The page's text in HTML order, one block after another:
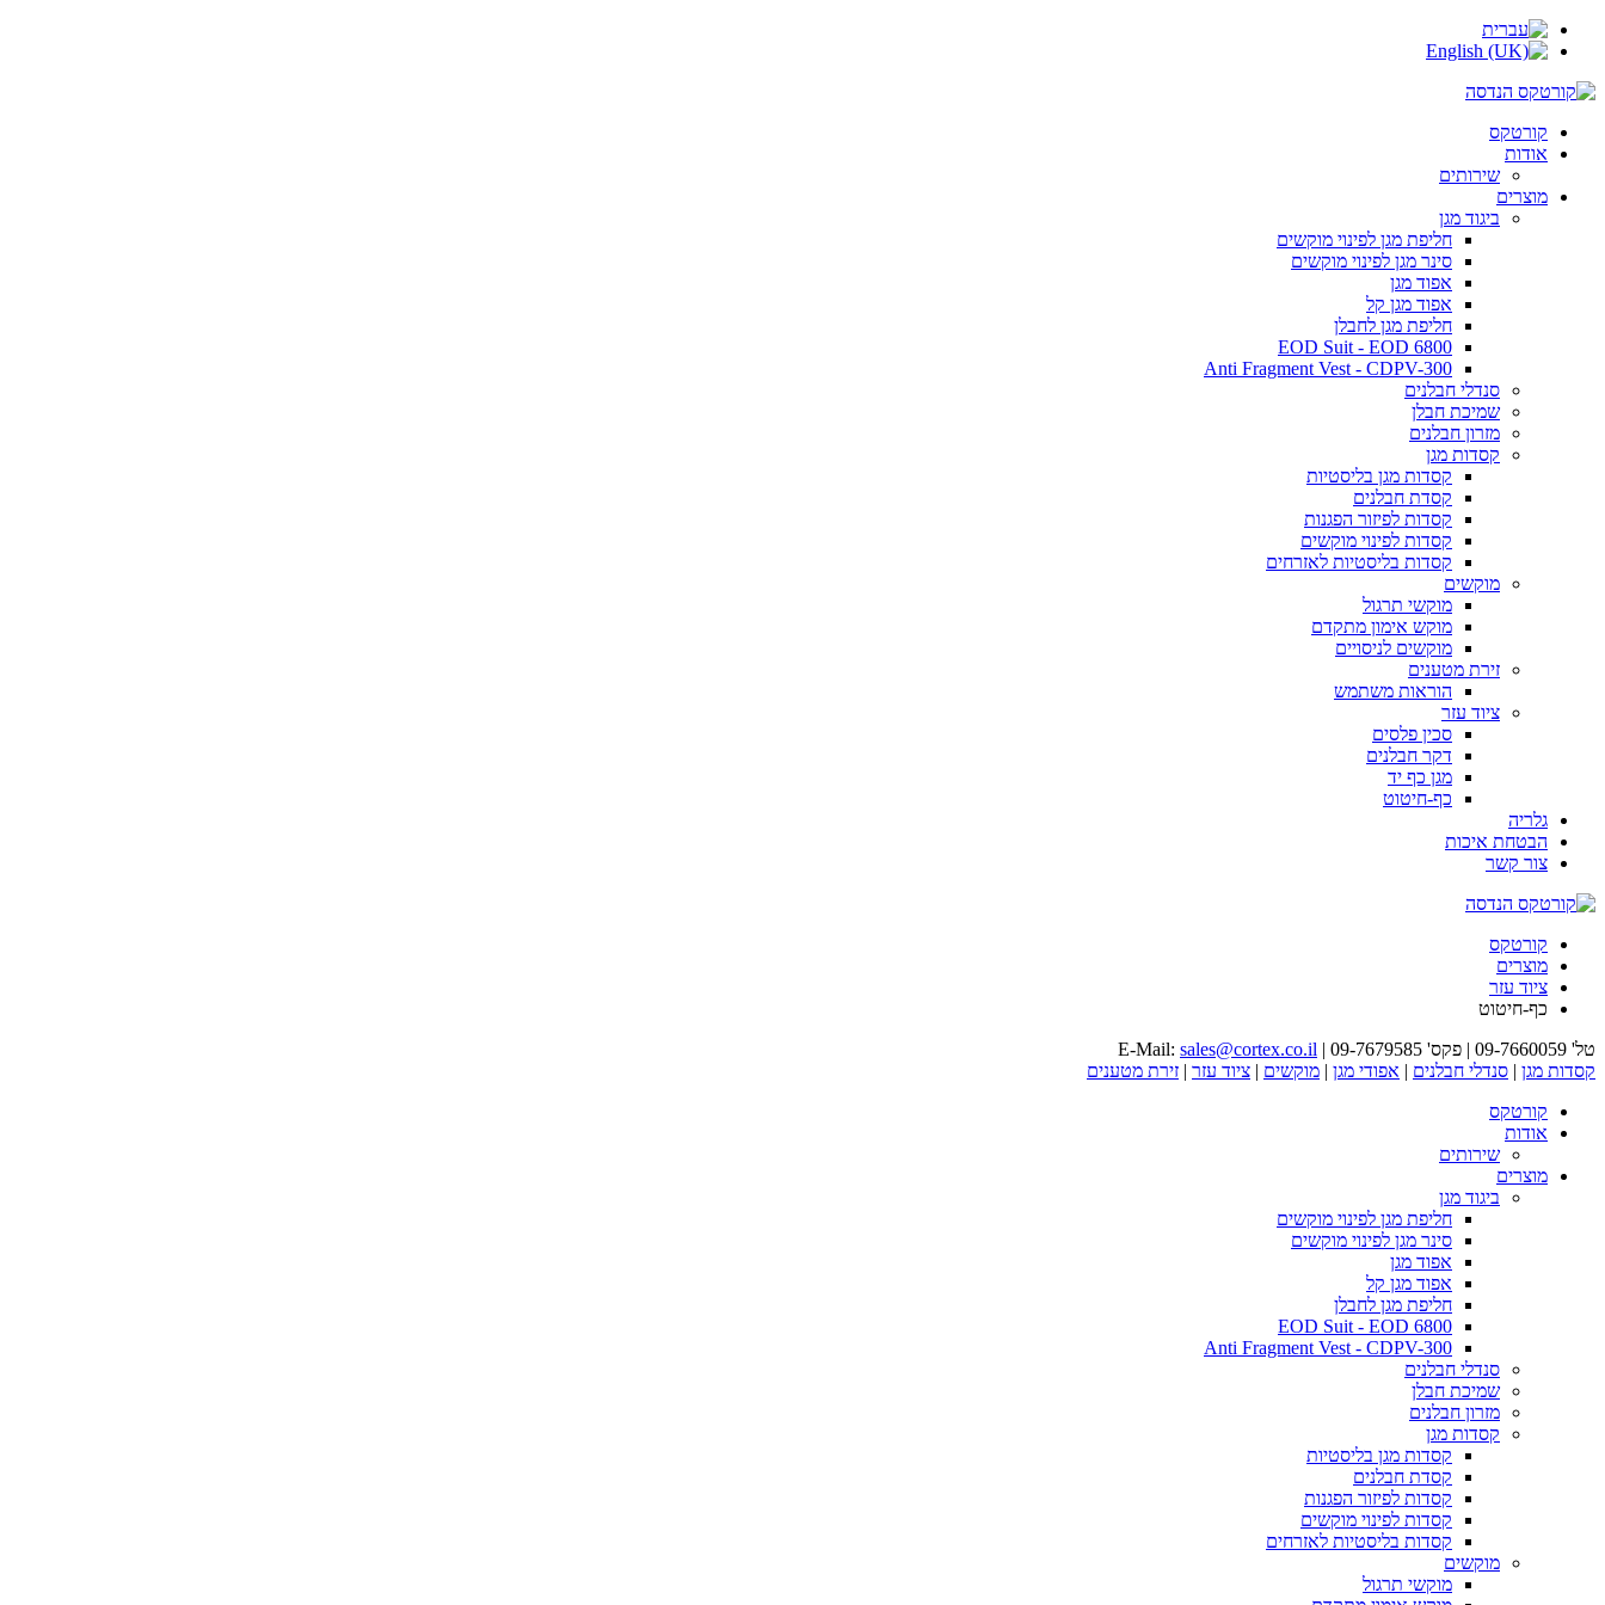
קורטקס
אודות
שירותים
מוצרים
ביגוד מגן
חליפת מגן לפינוי מוקשים
סינר מגן לפינוי מוקשים
אפוד מגן
אפוד מגן קל
חליפת מגן לחבלן
EOD Suit - EOD 6800
Anti Fragment Vest - CDPV-300
סנדלי חבלנים
שמיכת חבלן
מזרון חבלנים
קסדות מגן
קסדות מגן בליסטיות
קסדת חבלנים
קסדות לפיזור הפגנות
קסדות לפינוי מוקשים
קסדות בליסטיות לאזרחים
מוקשים
מוקשי תרגול
מוקש אימון מתקדם
מוקשים לניסויים
זירת מטענים
הוראות משתמש
ציוד עזר
סכין פלסים
דקר חבלנים
מגן כף יד
כף-חיטוט
גלריה
הבטחת איכות
צור קשר
קורטקס
מוצרים
ציוד עזר
כף-חיטוט
טל' 09-7660059 | פקס' 09-7679585 | E-Mail:
sales@cortex.co.il
קסדות מגן | סנדלי חבלנים | אפודי מגן | מוקשים | ציוד עזר | זירת מטענים
קורטקס
אודות
שירותים
מוצרים
ביגוד מגן
חליפת מגן לפינוי מוקשים
סינר מגן לפינוי מוקשים
אפוד מגן
אפוד מגן קל
חליפת מגן לחבלן
EOD Suit - EOD 6800
Anti Fragment Vest - CDPV-300
סנדלי חבלנים
שמיכת חבלן
מזרון חבלנים
קסדות מגן
קסדות מגן בליסטיות
קסדת חבלנים
קסדות לפיזור הפגנות
קסדות לפינוי מוקשים
קסדות בליסטיות לאזרחים
מוקשים
מוקשי תרגול